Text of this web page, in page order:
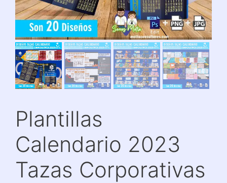
Plantillas
Calendario 2023
Tazas Corporativas